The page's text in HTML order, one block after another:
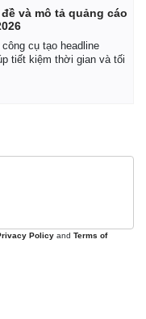
và mô tả quảng cáo
cụ tạo headline
tiết kiệm thời gian và tối
Policy and Terms of